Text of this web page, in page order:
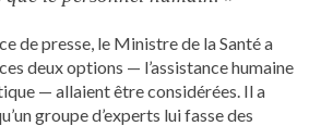
de presse, le Ministre de la Santé a
deux options — l’assistance humaine
— allaient être considérées. Il a
groupe d’experts lui fasse des